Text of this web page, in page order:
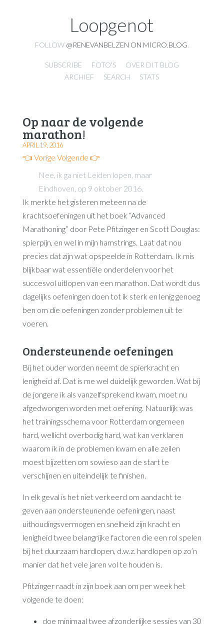
Loopgenot
FOLLOW @RENEVANBELZEN ON MICRO.BLOG
SUBSCRIBE FOTO'S
OVER DIT BLOG
ARCHIEF
SEARCH STATS
Op naar de volgende
marathon!
APRIL 19, 2016
👈 Vorige Volgende 👉
Nee, ik ga niet Leiden lopen, maar
Eindhoven, op 9 oktober 2016.
Ik merkte het gisteren meteen na de
krachtsoefeningen uit het boek “Advanced
Marathoning” door Pete Pfitzinger en Scott Douglas:
spierpijn, en wel in mijn hamstrings. Laat dat nou
precies dat zijn wat opspeelde in Rotterdam. Ik mis
blijkbaar wat essentiële onderdelen voor het
succesvol uitlopen van een marathon. Dat wordt dus
dagelijks oefeningen doen tot ik sterk en lenig genoeg
ben om die oefeningen zonder problemen uit te
voeren.
Ondersteunende oefeningen
Bij het ouder worden neemt de spierkracht en
lenigheid af. Dat is me wel duidelijk geworden. Wat bij
de jongere ik als vanzelfsprekend kwam, moet nu
afgedwongen worden met oefening. Natuurlijk was
het trainingsschema voor Rotterdam ongemeen
hard, wellicht overbodig hard, wat kan verklaren
waarom ik in de problemen kwam en alle zeilen
moest bijzetten om sowieso aan de start te
verschijnen en uiteindelijk te finishen.
In elk geval is het niet verkeerd om aandacht te
geven aan ondersteunende oefeningen, naast
uithoudingsvermogen en snelheid zijn kracht en
lenigheid twee belangrijke factoren die een rol spelen
bij het duurzaam hardlopen, d.w.z. hardlopen op zo’n
manier dat het vele jaren vol te houden is.
Pfitzinger raadt in zijn boek aan om per week het
volgende te doen:
doe minimaal twee afzonderlijke sessies van 30